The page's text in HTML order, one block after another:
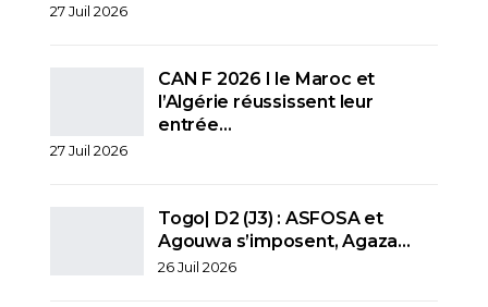
27 Juil 2026
CAN F 2026 I le Maroc et
l’Algérie réussissent leur
entrée…
27 Juil 2026
Togo| D2 (J3) : ASFOSA et
Agouwa s’imposent, Agaza…
26 Juil 2026